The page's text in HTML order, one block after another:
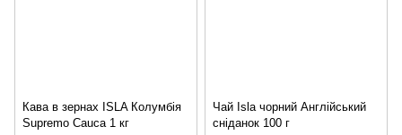
Кава в зернах ISLA Колумбія
Supremo Cauca 1 кг
Чай Isla чорний Англійський
сніданок 100 г